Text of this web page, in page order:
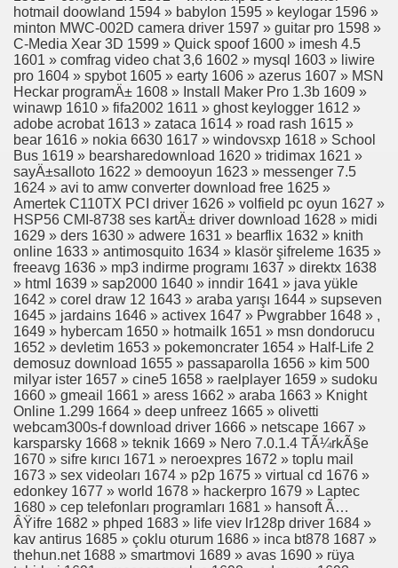
hotmail doowland 1594 » babylon 1595 » keylogar 1596 »
minton MWC-002D camera driver 1597 » guitar pro 1598 »
C-Media Xear 3D 1599 » Quick spoof 1600 » imesh 4.5
1601 » comfrag video chat 3,6 1602 » mysql 1603 » liwire
pro 1604 » spybot 1605 » earty 1606 » azerus 1607 » MSN
Heckar programÄ± 1608 » Install Maker Pro 1.3b 1609 »
winawp 1610 » fifa2002 1611 » ghost keylogger 1612 »
adobe acrobat 1613 » zataca 1614 » road rash 1615 »
bear 1616 » nokia 6630 1617 » windovsxp 1618 » School
Bus 1619 » bearsharedownload 1620 » tridimax 1621 »
sayÄ±salloto 1622 » demooyun 1623 » messenger 7.5
1624 » avi to amw converter download free 1625 »
Amertek C110TX PCI driver 1626 » volfield pc oyun 1627 »
HSP56 CMI-8738 ses kartÄ± driver download 1628 » midi
1629 » ders 1630 » adwere 1631 » bearflix 1632 » knith
online 1633 » antimosquito 1634 » klasör şifreleme 1635 »
freeavg 1636 » mp3 indirme programı 1637 » direktx 1638
» html 1639 » sap2000 1640 » inndir 1641 » java yükle
1642 » corel draw 12 1643 » araba yarışı 1644 » supseven
1645 » jardains 1646 » activex 1647 » Pwgrabber 1648 » ,
1649 » hybercam 1650 » hotmailk 1651 » msn dondorucu
1652 » devletim 1653 » pokemoncrater 1654 » Half-Life 2
demosuz download 1655 » passaparolla 1656 » kim 500
milyar ister 1657 » cine5 1658 » raelplayer 1659 » sudoku
1660 » gmeail 1661 » aress 1662 » araba 1663 » Knight
Online 1.299 1664 » deep unfreez 1665 » olivetti
webcam300s-f download driver 1666 » netscape 1667 »
karsparsky 1668 » teknik 1669 » Nero 7.0.1.4 TÃ¼rkÃ§e
1670 » sifre kırıcı 1671 » neroexpres 1672 » toplu mail
1673 » sex videoları 1674 » p2p 1675 » virtual cd 1676 »
edonkey 1677 » world 1678 » hackerpro 1679 » Laptec
1680 » cep telefonları programları 1681 » hansoft Ã…
ÂŸifre 1682 » phped 1683 » life viev lr128p driver 1684 »
kav antirus 1685 » çoklu oturum 1686 » inca bt878 1687 »
thehun.net 1688 » smartmovi 1689 » avas 1690 » rüya